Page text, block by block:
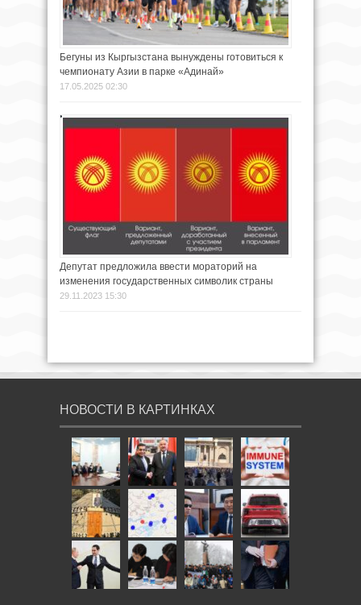
Бегуны из Кыргызстана вынуждены готовиться к
чемпионату Азии в парке «Адинай»
17.05.2025 02:30
Депутат предложила ввести мораторий на
изменения государственных символик страны
29.11.2023 15:30
НОВОСТИ В КАРТИНКАХ